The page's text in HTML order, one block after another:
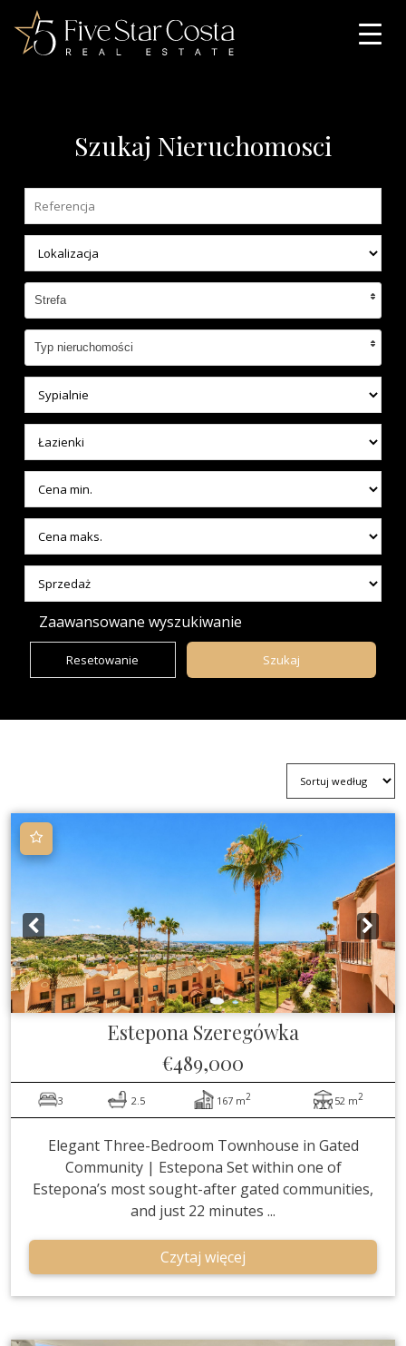
Szukaj Nieruchomosci
Strefa
Typ nieruchomości
Zaawansowane wyszukiwanie
Estepona Szeregówka
€489,000
3 2.5 167 m2 52 m2
Elegant Three-Bedroom Townhouse in Gated
Community | Estepona Set within one of
Estepona’s most sought-after gated communities,
and just 22 minutes ...
Czytaj więcej